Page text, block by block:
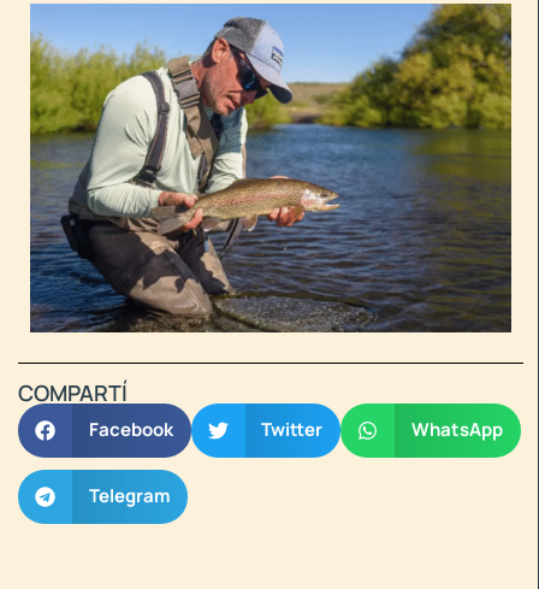
COMPARTÍ
Facebook Twitter WhatsApp
Telegram